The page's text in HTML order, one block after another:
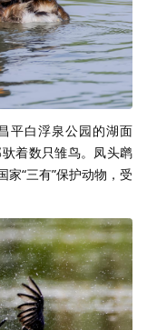
平白浮泉公园的湖面
着数只雏鸟。凤头䴙
“三有”保护动物，受